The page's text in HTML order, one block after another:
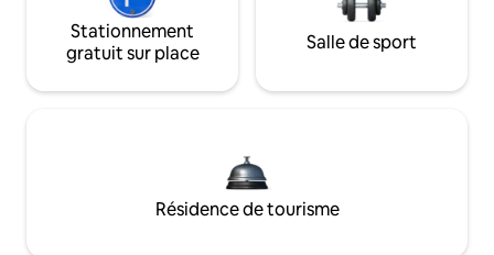
Stationnement
gratuit sur place
Salle de sport
Résidence de tourisme